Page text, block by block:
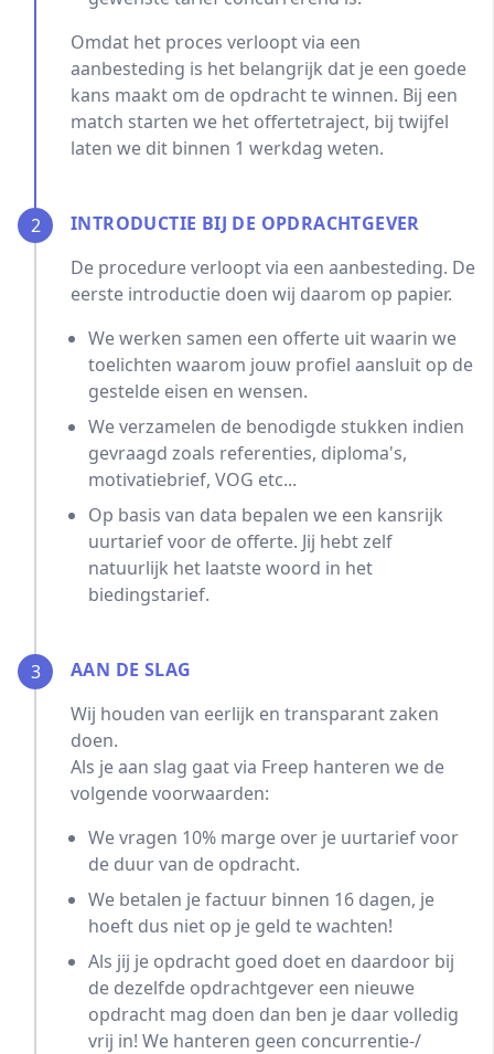
Omdat het proces verloopt via een
aanbesteding is het belangrijk dat je een goede
kans maakt om de opdracht te winnen. Bij een
match starten we het offertetraject, bij twijfel
laten we dit binnen 1 werkdag weten.
2
INTRODUCTIE BIJ DE OPDRACHTGEVER
De procedure verloopt via een aanbesteding. De
eerste introductie doen wij daarom op papier.
We werken samen een offerte uit waarin we
toelichten waarom jouw profiel aansluit op de
gestelde eisen en wensen.
We verzamelen de benodigde stukken indien
gevraagd zoals referenties, diploma's,
motivatiebrief, VOG etc...
Op basis van data bepalen we een kansrijk
uurtarief voor de offerte. Jij hebt zelf
natuurlijk het laatste woord in het
biedingstarief.
3
AAN DE SLAG
Wij houden van eerlijk en transparant zaken
doen.
Als je aan slag gaat via Freep hanteren we de
volgende voorwaarden:
We vragen 10% marge over je uurtarief voor
de duur van de opdracht.
We betalen je factuur binnen 16 dagen, je
hoeft dus niet op je geld te wachten!
Als jij je opdracht goed doet en daardoor bij
de dezelfde opdrachtgever een nieuwe
opdracht mag doen dan ben je daar volledig
vrij in! We hanteren geen concurrentie-/